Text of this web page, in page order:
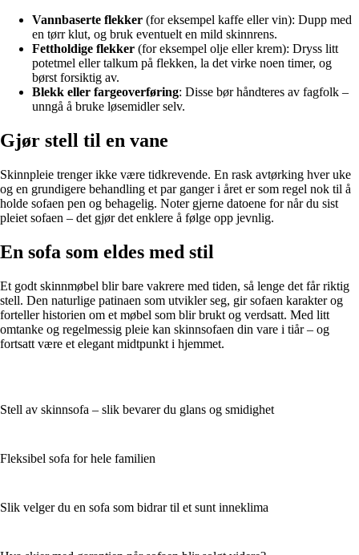
Vannbaserte flekker (for eksempel kaffe eller vin): Dupp med
en tørr klut, og bruk eventuelt en mild skinnrens.
Fettholdige flekker (for eksempel olje eller krem): Dryss litt
potetmel eller talkum på flekken, la det virke noen timer, og
børst forsiktig av.
Blekk eller fargeoverføring: Disse bør håndteres av fagfolk –
unngå å bruke løsemidler selv.
Gjør stell til en vane
Skinnpleie trenger ikke være tidkrevende. En rask avtørking hver uke
og en grundigere behandling et par ganger i året er som regel nok til å
holde sofaen pen og behagelig. Noter gjerne datoene for når du sist
pleiet sofaen – det gjør det enklere å følge opp jevnlig.
En sofa som eldes med stil
Et godt skinnmøbel blir bare vakrere med tiden, så lenge det får riktig
stell. Den naturlige patinaen som utvikler seg, gir sofaen karakter og
forteller historien om et møbel som blir brukt og verdsatt. Med litt
omtanke og regelmessig pleie kan skinnsofaen din vare i tiår – og
fortsatt være et elegant midtpunkt i hjemmet.
Stell av skinnsofa – slik bevarer du glans og smidighet
Fleksibel sofa for hele familien
Slik velger du en sofa som bidrar til et sunt inneklima